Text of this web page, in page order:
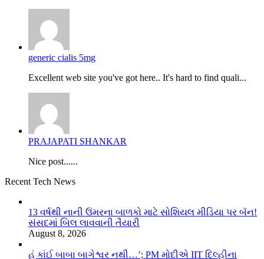
generic cialis 5mg
Excellent web site you've got here.. It's hard to find quali...
PRAJAPATI SHANKAR
Nice post......
Recent Tech News
13 વર્ષથી નાની ઉંમરના બાળકો માટે સોશિયલ મીડિયા પર બૅન!
સંસદમાં બિલ લાવવાની તૈયારી
August 8, 2026
હું કાંઈ બાબા બાગેશ્વર નથી…’; PM મોદીએ IIT દિલ્હીના